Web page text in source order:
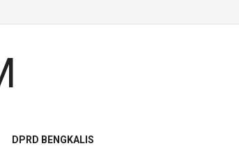
DPRD BENGKALIS